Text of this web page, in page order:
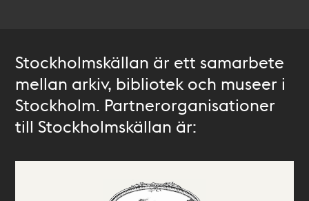
Stockholmskällan är ett samarbete
mellan arkiv, bibliotek och museer i
Stockholm. Partnerorganisationer
till Stockholmskällan är: